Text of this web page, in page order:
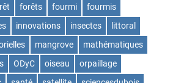
forêts fourmi
fourmis
innovations insectes
littoral
mangrove
mathématiques
ODyC oiseau
orpaillage